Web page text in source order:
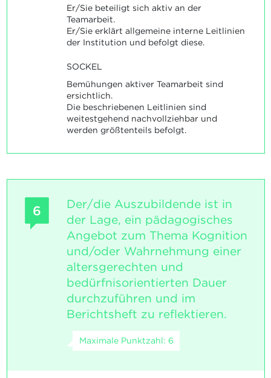
Er/Sie beteiligt sich aktiv an der
Teamarbeit.
Er/Sie erklärt allgemeine interne Leitlinien
der Institution und befolgt diese.
SOCKEL
Bemühungen aktiver Teamarbeit sind
ersichtlich.
Die beschriebenen Leitlinien sind
weitestgehend nachvollziehbar und
werden größtenteils befolgt.
6
Der/die Auszubildende ist in
der Lage, ein pädagogisches
Angebot zum Thema Kognition
und/oder Wahrnehmung einer
altersgerechten und
bedürfnisorientierten Dauer
durchzuführen und im
Berichtsheft zu reflektieren.
Maximale Punktzahl: 6